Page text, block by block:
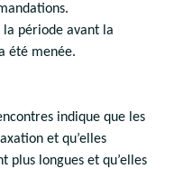
période avant la
été menée.
indique que les
et qu’elles
plus longues et qu’elles